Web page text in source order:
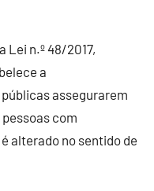
Lei n.º 48/2017,
a
assegurarem
com
alterado no sentido de